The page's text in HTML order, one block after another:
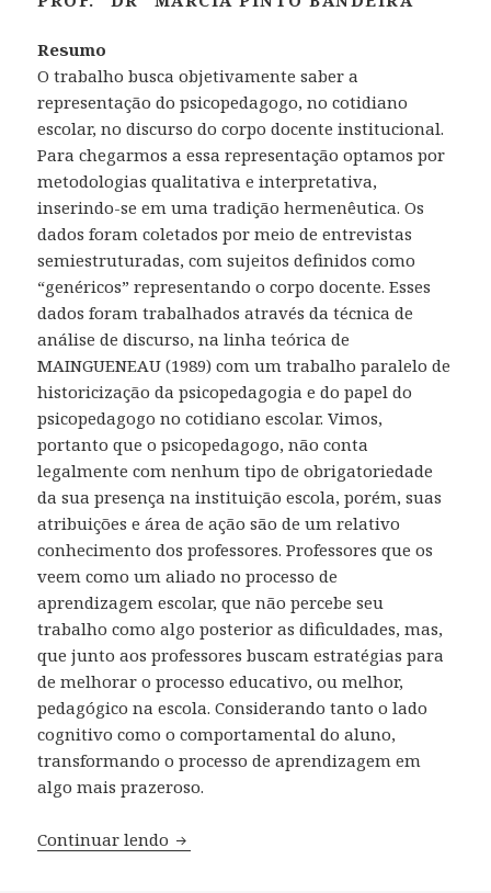
Resumo
O trabalho busca objetivamente saber a
representação do psicopedagogo, no cotidiano
escolar, no discurso do corpo docente institucional.
Para chegarmos a essa representação optamos por
metodologias qualitativa e interpretativa,
inserindo-se em uma tradição hermenêutica. Os
dados foram coletados por meio de entrevistas
semiestruturadas, com sujeitos definidos como
“genéricos” representando o corpo docente. Esses
dados foram trabalhados através da técnica de
análise de discurso, na linha teórica de
MAINGUENEAU (1989) com um trabalho paralelo de
historicização da psicopedagogia e do papel do
psicopedagogo no cotidiano escolar. Vimos,
portanto que o psicopedagogo, não conta
legalmente com nenhum tipo de obrigatoriedade
da sua presença na instituição escola, porém, suas
atribuições e área de ação são de um relativo
conhecimento dos professores. Professores que os
veem como um aliado no processo de
aprendizagem escolar, que não percebe seu
trabalho como algo posterior as dificuldades, mas,
que junto aos professores buscam estratégias para
de melhorar o processo educativo, ou melhor,
pedagógico na escola. Considerando tanto o lado
cognitivo como o comportamental do aluno,
transformando o processo de aprendizagem em
algo mais prazeroso.
Continuar lendo O psicopedagogo na visão do docente